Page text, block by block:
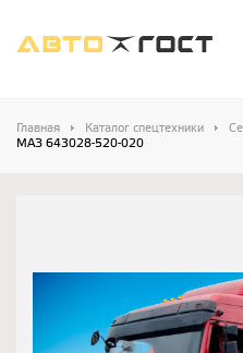
Главная Каталог спецтехники
МАЗ 643028-520-020